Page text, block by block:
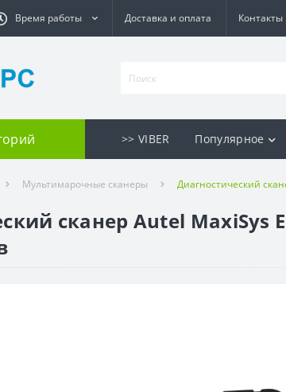
Время работы Доставка и оплата Контакты
>> VIBER Популярное
Мультимарочные сканеры Диагностический
сканер Autel